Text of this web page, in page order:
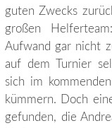
guten Zwecks
großen
Aufwand gar nicht
auf dem Turnier
sich im
kümmern. Doch
gefunden, die